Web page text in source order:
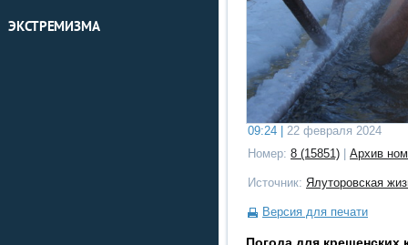
ЭКСТРЕМИЗМА
09:24 |
22 февраля 2024
Номер: 8 (15851) Архив
Источник: Ялуторовская
Версия для печати